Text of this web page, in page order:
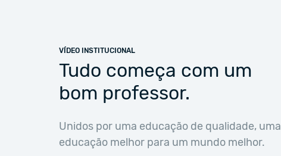
VÍDEO INSTITUCIONAL
Tudo começa com um
bom professor.
Unidos por uma educação de qualidade, uma
educação melhor para um mundo melhor.